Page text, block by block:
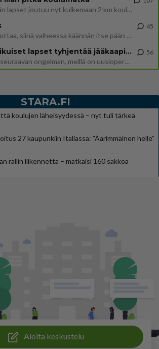
Hesarissa päivitellään lapset joutuu nyt kulkemaan 2 km kouluun jösses. Ruostefillarilla tuo matka menee vaikka miten äk
Mutta mies vain tuijottaa, siinä vaiheessa käännän itse pään pois. Mikä juttu? Yleensä jos joku tuijottaa tai katsoo, hä
45
Uusioperheen aikuiset lapset tyhjentää jääkaapin käydessään
Miten selvittäisitte seuraavan ongelman, meillä on uusioperhe, minulla teini-ikäiset lapset ja puolisolla aikuiset, jotk
56
STARA.FI
koulujen läheisyydessä – nyt tuli tärkeä
27 kaupunkiin Italiassa: ”Äärimmäinen helle”
rallin liikennettä – mätkäisi 160 sakkoa
Aloita keskustelu